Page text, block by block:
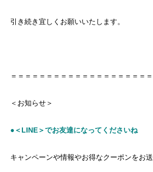
引き続き宜しくお願いいたします。
＝＝＝＝＝＝＝＝＝＝＝＝＝＝＝＝＝＝＝
＜お知らせ＞
●＜LINE＞でお友達になってくださいね
キャンペーンや情報やお得なクーポンをお